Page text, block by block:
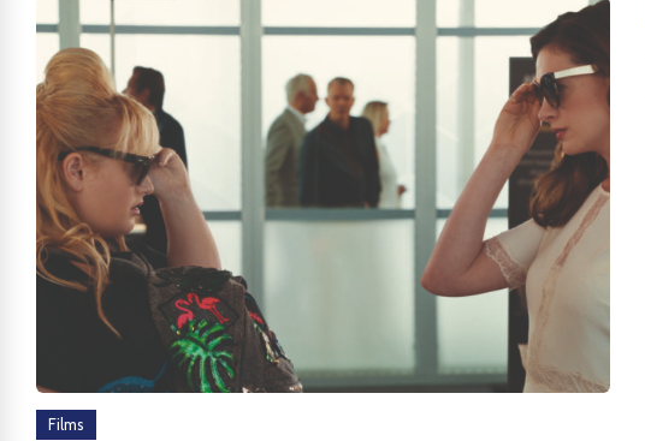
Films